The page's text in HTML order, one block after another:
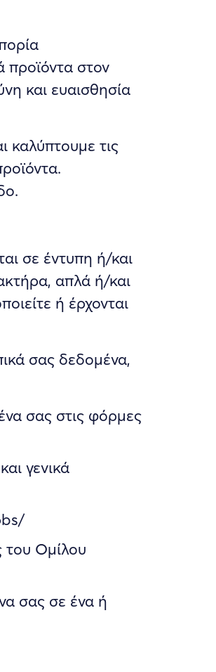
προϊόντα στον
και ευαισθησία
καλύπτουμε τις
σε έντυπη ή/και
απλά ή/και
ή έρχονται
σας δεδομένα,
σας στις φόρμες
γενικά
του Ομίλου
σας σε ένα ή